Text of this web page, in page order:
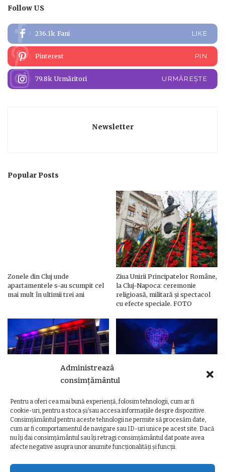
Administrează
consimțământul
Pentru a oferi cea mai bună experiență, folosim tehnologii, cum ar fi
cookie-uri, pentru a stoca și/sau accesa informațiile despre dispozitive.
Consimțământul pentru aceste tehnologii ne permite să procesăm date,
cum ar fi comportamentul de navigare sau ID-uri unice pe acest site. Dacă
nu îți dai consimțământul sau îți retragi consimțământul dat poate avea
afecte negative asupra unor anumite funcționalități și funcții.
Follow US
236.1k Fani LIKE
Pinterest PIN
79.8k Urmăritori URMĂREȘTE
Newsletter
Popular Posts
Zonele din Cluj unde
apartamentele s-au scumpit cel
mai mult în ultimii trei ani
Ziua Unirii Principatelor Române,
la Cluj-Napoca: ceremonie
religioasă, militară și spectacol
cu efecte speciale. FOTO
Ziua Unirii Principatelor Române
– Clădiri și poduri din Cluj,
iluminate în culorile drapelului
Ziua Unirii la Cluj-Napoca.
Programul complet al
evenimentelor